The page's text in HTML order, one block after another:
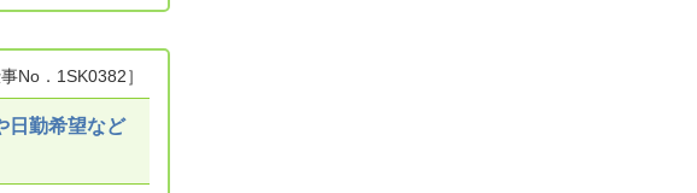
事No．1SK0382］
日勤希望など